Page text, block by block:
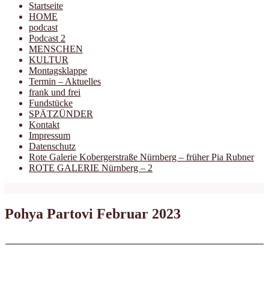
Startseite
HOME
podcast
Podcast 2
MENSCHEN
KULTUR
Montagsklappe
Termin – Aktuelles
frank und frei
Fundstücke
SPÄTZÜNDER
Kontakt
Impressum
Datenschutz
Rote Galerie Kobergerstraße Nürnberg – früher Pia Rubner
ROTE GALERIE Nürnberg – 2
Pohya Partovi Februar 2023